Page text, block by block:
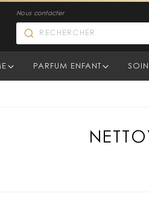
Nous contacter
PARFUM ENFANT SOIN